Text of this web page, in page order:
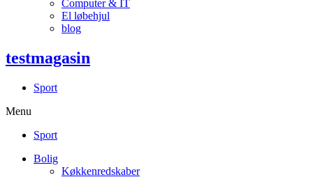
Computer & IT
El løbehjul
blog
testmagasin
Sport
Menu
Sport
Bolig
Køkkenredskaber